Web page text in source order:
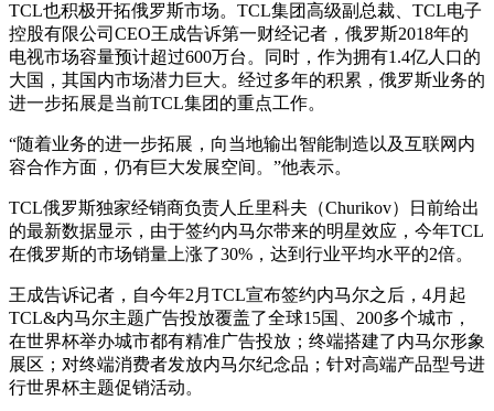
TCL也积极开拓俄罗斯市场。TCL集团高级副总裁、TCL电子
控股有限公司CEO王成告诉第一财经记者，俄罗斯2018年的
电视市场容量预计超过600万台。同时，作为拥有1.4亿人口的
大国，其国内市场潜力巨大。经过多年的积累，俄罗斯业务的
进一步拓展是当前TCL集团的重点工作。
“随着业务的进一步拓展，向当地输出智能制造以及互联网内
容合作方面，仍有巨大发展空间。”他表示。
TCL俄罗斯独家经销商负责人丘里科夫（Churikov）日前给出
的最新数据显示，由于签约内马尔带来的明星效应，今年TCL
在俄罗斯的市场销量上涨了30%，达到行业平均水平的2倍。
王成告诉记者，自今年2月TCL宣布签约内马尔之后，4月起
TCL&内马尔主题广告投放覆盖了全球15国、200多个城市，
在世界杯举办城市都有精准广告投放；终端搭建了内马尔形象
展区；对终端消费者发放内马尔纪念品；针对高端产品型号进
行世界杯主题促销活动。